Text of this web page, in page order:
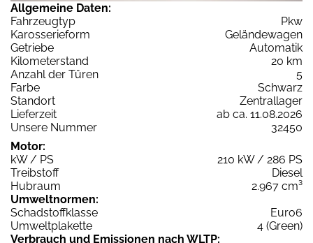
Allgemeine Daten:
Fahrzeugtyp
Pkw
Karosserieform
Geländewagen
Getriebe
Automatik
Kilometerstand
20 km
Anzahl der Türen
5
Farbe
Schwarz
Standort
Zentrallager
Lieferzeit
ab ca. 11.08.2026
Unsere Nummer
32450
Motor:
kW / PS
210 kW / 286 PS
Treibstoff
Diesel
Hubraum
2.967 cm³
Umweltnormen:
Schadstoffklasse
Euro6
Umweltplakette
4 (Green)
Verbrauch und Emissionen nach WLTP: